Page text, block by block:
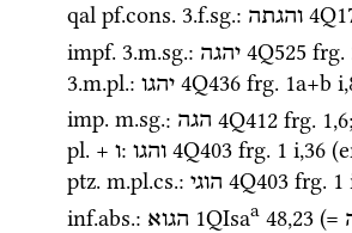
qal pf.cons. 3.f.sg.: והגתה
impf. 3.m.sg.: יהגה 4Q525 frg.
3.m.pl.: יהגו 4Q436 frg. 1a+b i,
imp. m.sg.: הגה 4Q412 frg. 1,6
pl. + ו: והגו 4Q403 frg. 1 i,36
ptz. m.pl.cs.: הוגי 4Q403 frg. 1
inf.abs.: הגוא 1QIsaa 48,23 (=